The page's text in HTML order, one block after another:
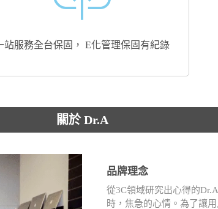
站服務全台保固， E化管理保固有紀錄
關於 Dr.A
品牌理念
從3C領域研究出心得的
時，焦急的心情。為了讓